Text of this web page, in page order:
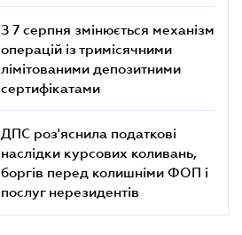
З 7 серпня змінюється механізм
операцій із тримісячними
лімітованими депозитними
сертифікатами
ДПС роз'яснила податкові
наслідки курсових коливань,
боргів перед колишніми ФОП і
послуг нерезидентів